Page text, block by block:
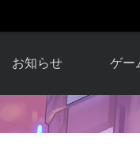
お知らせ
お知らせ一覧
ゲー
ソウ